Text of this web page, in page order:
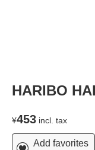
HARIBO
¥453 incl. tax
Add favorites